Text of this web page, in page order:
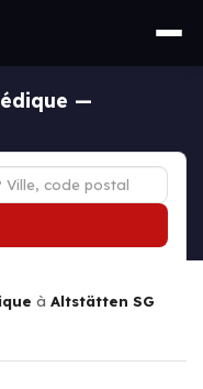
—
à Altstätten SG